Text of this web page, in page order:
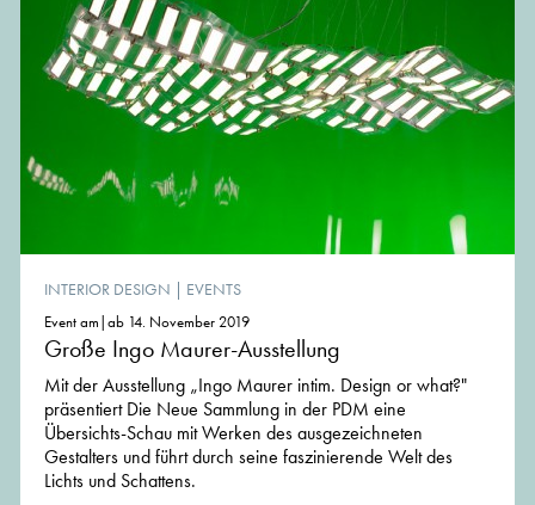
INTERIOR DESIGN | EVENTS
Event am|ab 14. November 2019
Große Ingo Maurer-Ausstellung
Mit der Ausstellung „Ingo Maurer intim. Design or what?"
präsentiert Die Neue Sammlung in der PDM eine
Übersichts-Schau mit Werken des ausgezeichneten
Gestalters und führt durch seine faszinierende Welt des
Lichts und Schattens.